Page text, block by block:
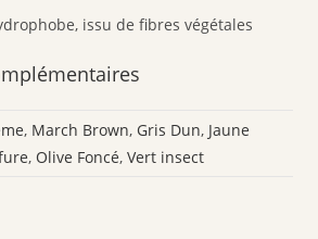
issu de fibres végétales
, March Brown, Gris Dun, Jaune
, Olive Foncé,Vert insect